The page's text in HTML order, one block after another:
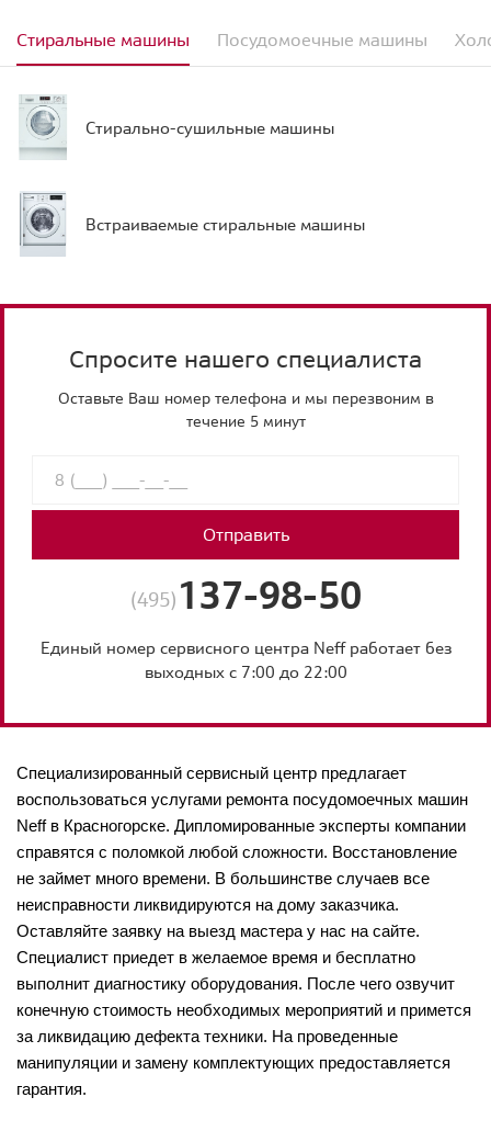
Стиральные машины Посудомоечные машины
Стирально-сушильные машины
Встраиваемые стиральные машины
Спросите нашего специалиста
Оставьте Ваш номер телефона и мы перезвоним в
течение 5 минут
Отправить
(495) 137-98-50
Единый номер сервисного центра Neff работает без
выходных с 7:00 до 22:00
Специализированный сервисный центр предлагает
воспользоваться услугами ремонта посудомоечных машин
Neff в Красногорске. Дипломированные эксперты компании
справятся с поломкой любой сложности. Восстановление
не займет много времени. В большинстве случаев все
неисправности ликвидируются на дому заказчика.
Оставляйте заявку на выезд мастера у нас на сайте.
Специалист приедет в желаемое время и бесплатно
выполнит диагностику оборудования. После чего озвучит
конечную стоимость необходимых мероприятий и примется
за ликвидацию дефекта техники. На проведенные
манипуляции и замену комплектующих предоставляется
гарантия.